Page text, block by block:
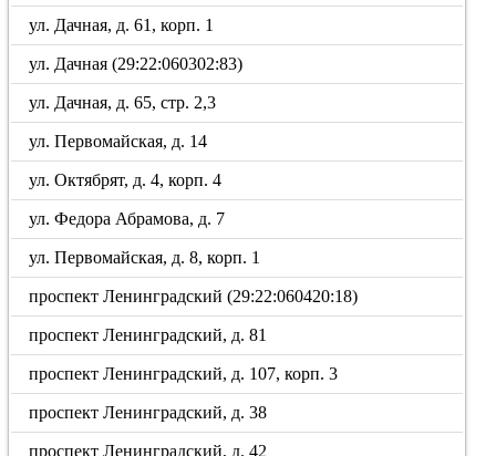
ул. Дачная, д. 61, корп. 1
ул. Дачная (29:22:060302:83)
ул. Дачная, д. 65, стр. 2,3
ул. Первомайская, д. 14
ул. Октябрят, д. 4, корп. 4
ул. Федора Абрамова, д. 7
ул. Первомайская, д. 8, корп. 1
проспект Ленинградский (29:22:060420:18)
проспект Ленинградский, д. 81
проспект Ленинградский, д. 107, корп. 3
проспект Ленинградский, д. 38
проспект Ленинградский, д. 42